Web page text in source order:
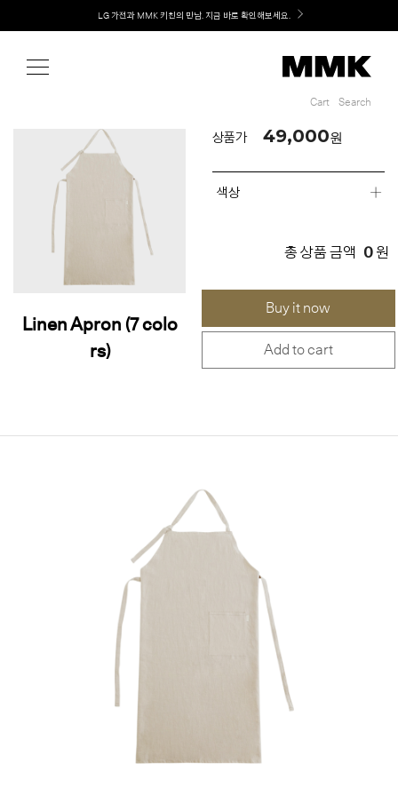
Welcome! 신규 회원가입 시 MMK Shop Coupon (총 60만원) 지급
LG 가전과 MMK 키친의 만남. 지금 바로 확인해보세요.
Cart Search
Linen Apron (7 colo
rs)
상품가 49,000원
색상
총 상품 금액 0 원
Buy it now
Add to cart